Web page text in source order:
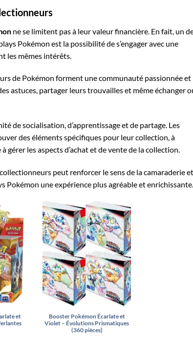
ne se limitent pas à leur valeur financière. En fait, un
Pokémon est la possibilité de s’engager avec une
les mêmes intérêts.
de Pokémon forment une communauté passionnée et
astuces, partager leurs trouvailles et même échanger
de socialisation, d’apprentissage et de partage. Les
des éléments spécifiques pour leur collection, à
gérer les aspects d’achat et de vente de la collection.
peut renforcer le sens de la camaraderie
Pokémon une expérience plus agréable et enrichissante.
et
Booster Pokémon Écarlate et
Violet – Évolutions Prismatiques
(360 pièces)